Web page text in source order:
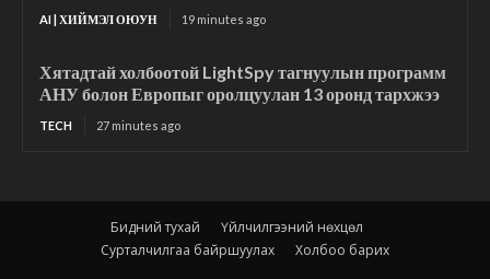
AI | ХИЙМЭЛ ОЮУН 19 minutes ago
Хятадтай холбоотой LightSpy тагнуулын программ
АНУ болон Европыг оролцуулан 13 оронд тархжээ
TECH 27 minutes ago
Бидний тухай
Үйлчилгээний нөхцөл
Сурталчилгаа байршуулах
Холбоо барих